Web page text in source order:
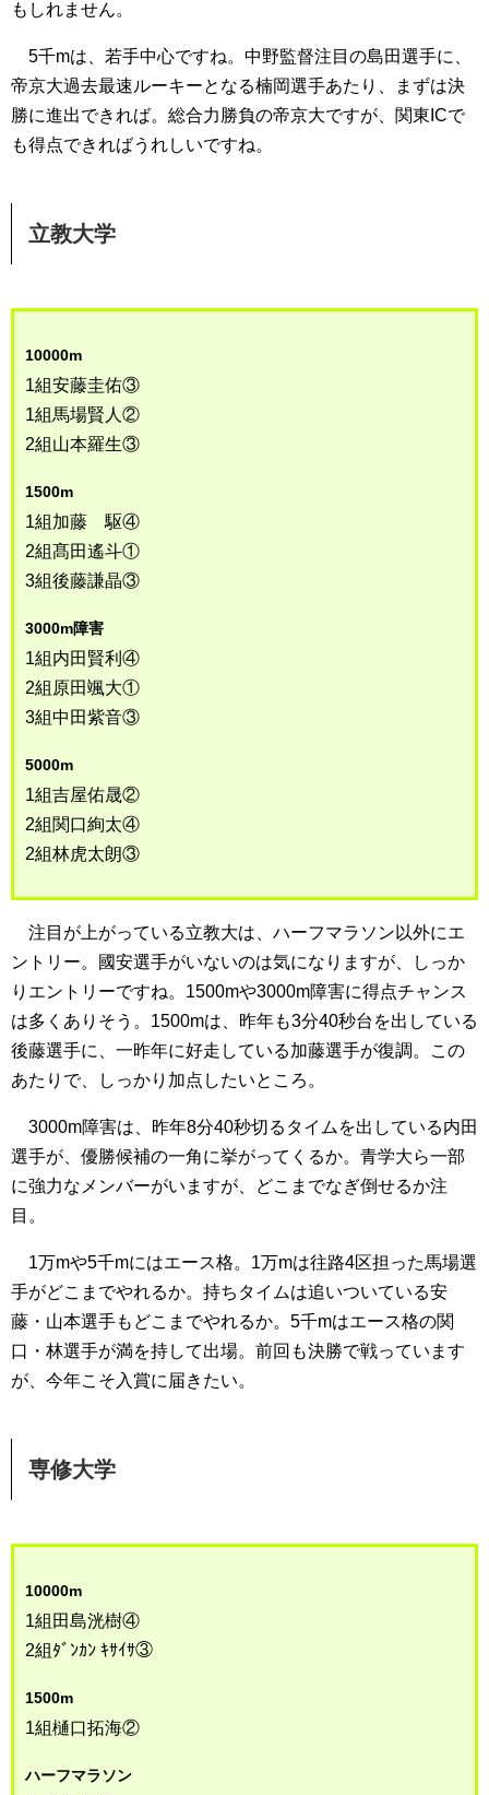
もしれません。
5千mは、若手中心ですね。中野監督注目の島田選手に、
帝京大過去最速ルーキーとなる楠岡選手あたり、まずは決
勝に進出できれば。総合力勝負の帝京大ですが、関東ICで
も得点できればうれしいですね。
立教大学
10000m
1組安藤圭佑③
1組馬場賢人②
2組山本羅生③
1500m
1組加藤 駆④
2組髙田遙斗①
3組後藤謙晶③
3000m障害
1組内田賢利④
2組原田颯大①
3組中田紫音③
5000m
1組吉屋佑晟②
2組関口絢太④
2組林虎太朗③
注目が上がっている立教大は、ハーフマラソン以外にエ
ントリー。國安選手がいないのは気になりますが、しっか
りエントリーですね。1500mや3000m障害に得点チャンス
は多くありそう。1500mは、昨年も3分40秒台を出している
後藤選手に、一昨年に好走している加藤選手が復調。この
あたりで、しっかり加点したいところ。
3000m障害は、昨年8分40秒切るタイムを出している内田
選手が、優勝候補の一角に挙がってくるか。青学大ら一部
に強力なメンバーがいますが、どこまでなぎ倒せるか注
目。
1万mや5千mにはエース格。1万mは往路4区担った馬場選
手がどこまでやれるか。持ちタイムは追いついている安
藤・山本選手もどこまでやれるか。5千mはエース格の関
口・林選手が満を持して出場。前回も決勝で戦っています
が、今年こそ入賞に届きたい。
専修大学
10000m
1組田島洸樹④
2組ﾀﾞﾝｶﾝ ｷｻｲｻ③
1500m
1組樋口拓海②
ハーフマラソン